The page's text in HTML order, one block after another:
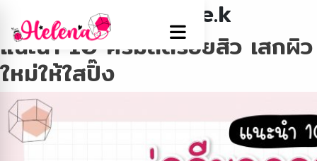
Author:worramate.k
แนะนำ 10 ครีมลดรอยสิว เสกผิว
ใหม่ให้ใสปิ๊ง